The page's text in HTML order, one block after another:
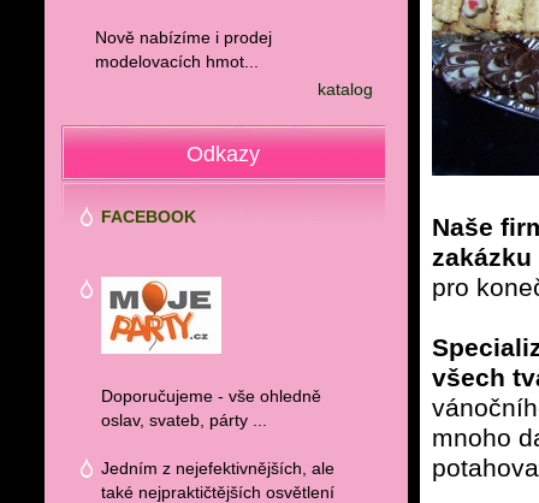
Naše
zakázku
pro
všech
mnoho
Nově nabízíme i prodej
modelovacích hmot...
katalog
Odkazy
FACEBOOK
Doporučujeme - vše ohledně
oslav, svateb, párty ...
Jedním z nejefektivnějších, ale
také nejpraktičtějších osvětlení